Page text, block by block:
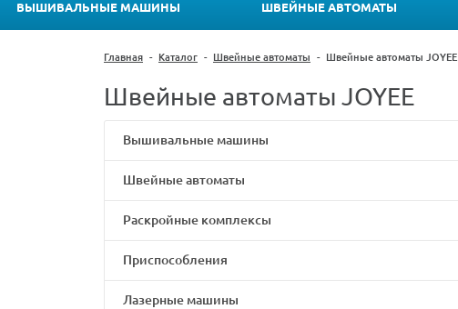
ВЫШИВАЛЬНЫЕ МАШИНЫ ШВЕЙНЫЕ АВТОМАТЫ
Главная - Каталог - Швейные автоматы - Швейные автоматы JOYEE
Швейные автоматы JOYEE
Вышивальные машины
Швейные автоматы
Раскройные комплексы
Приспособления
Лазерные машины